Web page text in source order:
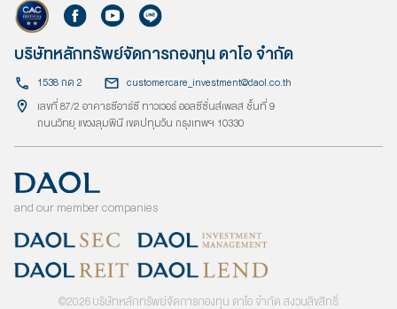
บริษัทหลักทรัพย์จัดการกองทุน ดาโอ จำกัด
1538 กด 2
customercare_investment@daol.co.th
เลขที่ 87/2 อาคารซีอาร์ซี ทาวเวอร์ ออลซีซั่นส์เพลส ชั้นที่ 9
ถนนวิทยุ แขวงลุมพินี เขตปทุมวัน กรุงเทพฯ 10330
and our member companies
©2026บริษัทหลักทรัพย์จัดการกองทุน ดาโอ จำกัด สงวนลิขสิทธิ์